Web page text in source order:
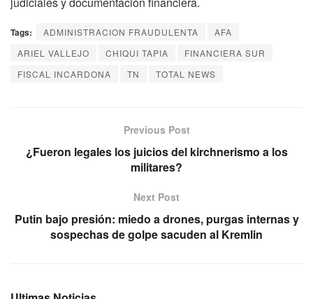
Tags: ADMINISTRACION FRAUDULENTA
AFA
ARIEL VALLEJO
CHIQUI TAPIA
FINANCIERA SUR
FISCAL INCARDONA
TN TOTAL NEWS
Previous Post
¿Fueron legales los juicios del kirchnerismo a los
militares?
Next Post
Putin bajo presión: miedo a drones, purgas internas y
sospechas de golpe sacuden al Kremlin